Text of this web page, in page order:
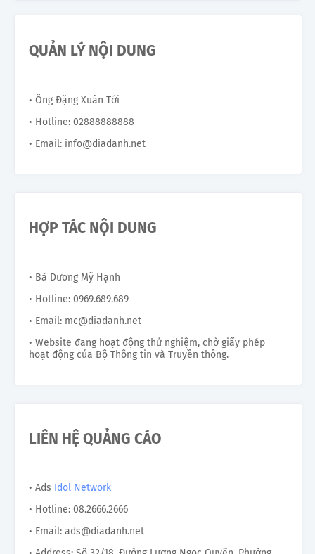
QUẢN LÝ NỘI DUNG
• Ông Đặng Xuân Tới
• Hotline: 02888888888
• Email: info@diadanh.net
HỢP TÁC NỘI DUNG
• Bà Dương Mỹ Hạnh
• Hotline: 0969.689.689
• Email: mc@diadanh.net
• Website đang hoạt động thử nghiệm, chờ giấy phép
hoạt động của Bộ Thông tin và Truyền thông.
LIÊN HỆ QUẢNG CÁO
• Ads Idol Network
• Hotline: 08.2666.2666
• Email: ads@diadanh.net